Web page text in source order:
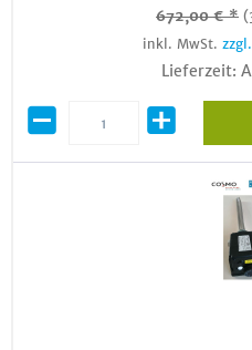
672,00 € *
inkl. MwSt.
Lieferzeit: